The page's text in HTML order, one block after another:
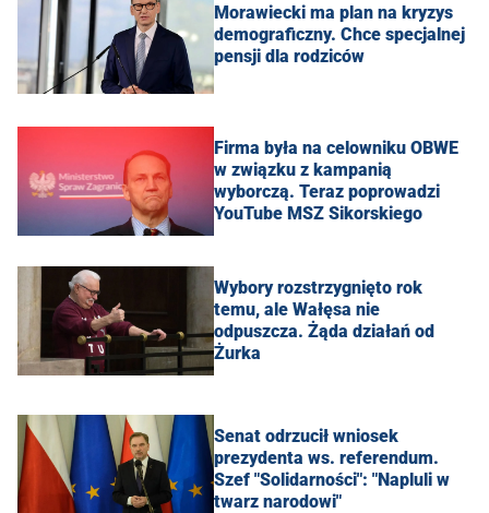
Morawiecki ma plan na kryzys
demograficzny. Chce specjalnej
pensji dla rodziców
Firma była na celowniku OBWE
w związku z kampanią
wyborczą. Teraz poprowadzi
YouTube MSZ Sikorskiego
Wybory rozstrzygnięto rok
temu, ale Wałęsa nie
odpuszcza. Żąda działań od
Żurka
Senat odrzucił wniosek
prezydenta ws. referendum.
Szef "Solidarności": "Napluli w
twarz narodowi"